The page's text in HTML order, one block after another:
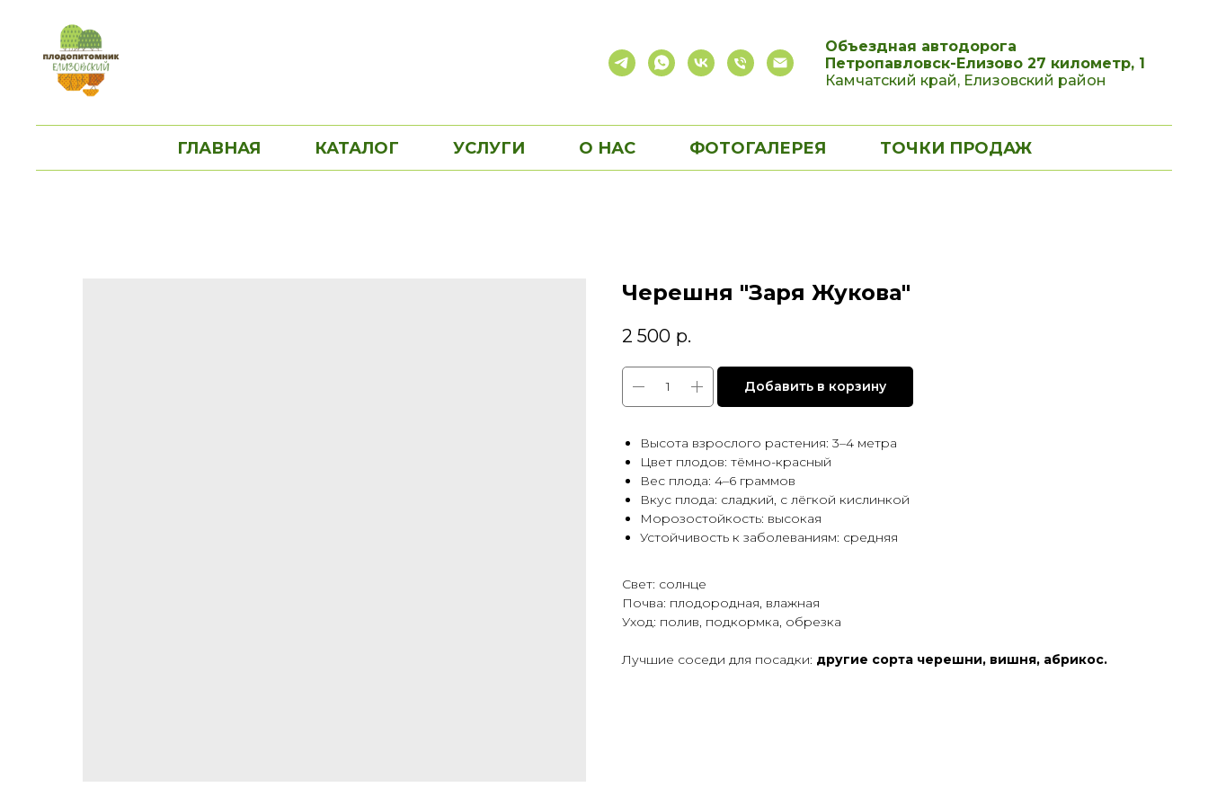
Объездная автодорога
Петропавловск-Елизово 27 километр, 1
Камчатский край, Елизовский район
ГЛАВНАЯ КАТАЛОГ УСЛУГИ О НАС ФОТОГАЛЕРЕЯ ТОЧКИ ПРОДАЖ
Черешня "Заря Жукова"
2 500 р.
Добавить в корзину
Высота взрослого растения: 3–4 метра
Цвет плодов: тёмно-красный
Вес плода: 4–6 граммов
Вкус плода: сладкий, с лёгкой кислинкой
Морозостойкость: высокая
Устойчивость к заболеваниям: средняя
Свет: солнце
Почва: плодородная, влажная
Уход: полив, подкормка, обрезка
Лучшие соседи для посадки: другие сорта черешни, вишня, абрикос.